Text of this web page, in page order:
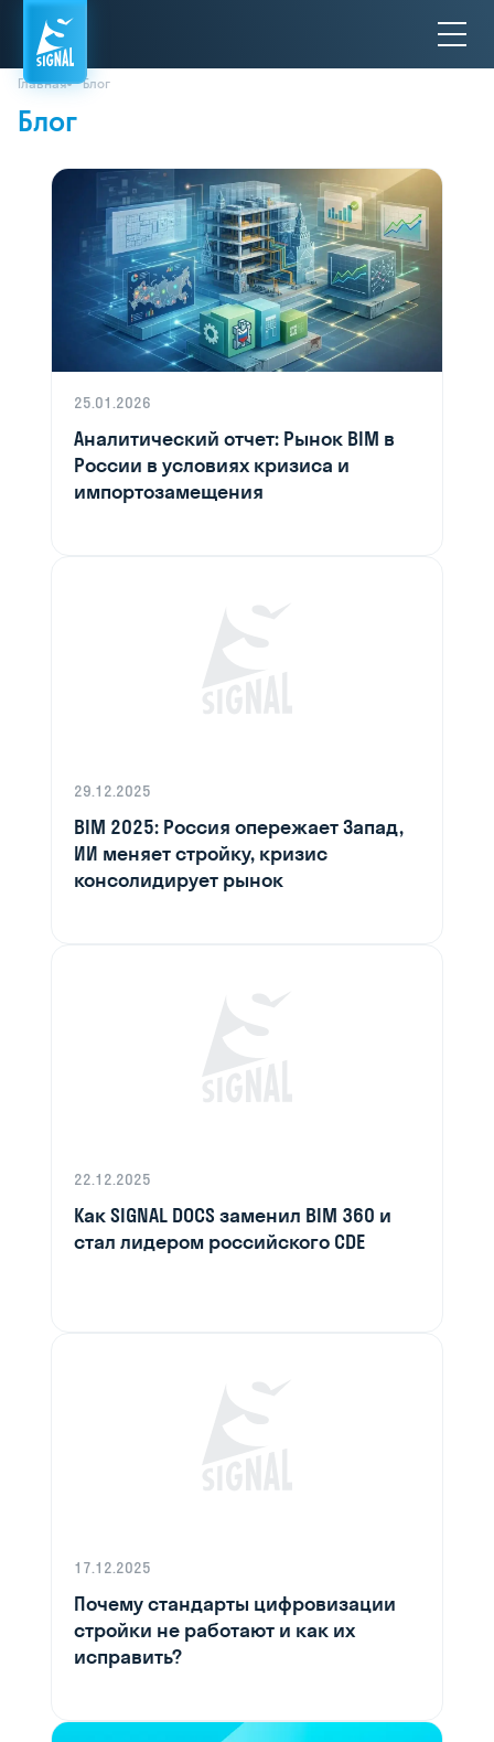
Главная Блог
Блог
25.01.2026
Аналитический отчет: Рынок BIM в
России в условиях кризиса и
импортозамещения
29.12.2025
BIM 2025: Россия опережает Запад,
ИИ меняет стройку, кризис
консолидирует рынок
22.12.2025
Как SIGNAL DOCS заменил BIM 360 и
стал лидером российского CDE
17.12.2025
Почему стандарты цифровизации
стройки не работают и как их
исправить?